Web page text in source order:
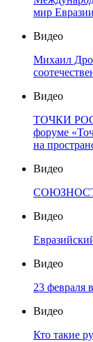
мир
Видео
Михаил
Видео
ТОЧКИ
форуме
на
Видео
Видео
Видео
23 февраля
Видео
Кто такие